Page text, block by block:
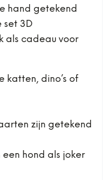
hand getekend
set 3D
als cadeau voor
katten, dino’s of
zijn getekend
hond als joker